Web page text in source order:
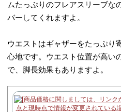
ムたっぷりのフレアスリーブな
バーしてくれますよ。
ウエストはギャザーをたっぷり
心地です。ウエスト位置が高い
で、脚長効果もありますよ。